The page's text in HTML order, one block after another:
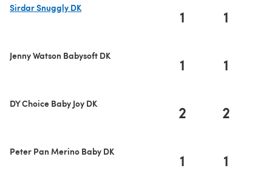
Sirdar Snuggly DK
1 1
Jenny Watson Babysoft DK 1 1
DY Choice Baby Joy DK 2 2
Peter Pan Merino Baby DK 1 1